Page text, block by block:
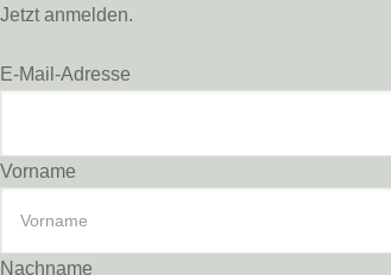
Jetzt anmelden.
E-Mail-Adresse
Vorname
Nachname